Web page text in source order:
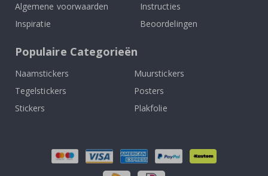
Algemene voorwaarden
Inspiratie
Instructies
Beoordelingen
Populaire Categorieën
Naamstickers
Muurstickers
Tegelstickers
Posters
Stickers
Plakfolie